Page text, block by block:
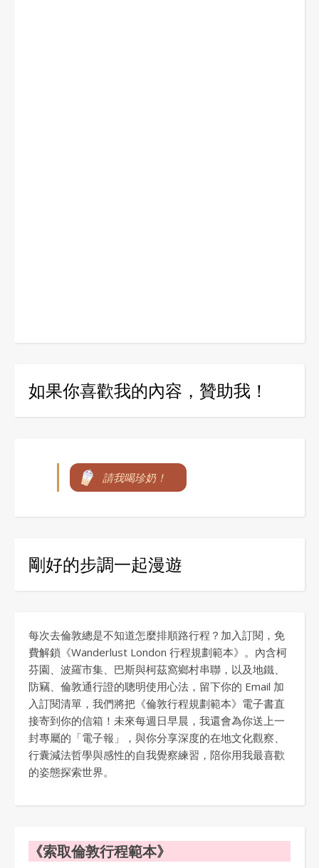
如果你喜歡我的內容，贊助我！
請我喝珍奶！
剛好的步調一起漫遊
每次去倫敦總是不知道怎麼排順路行程？加入訂閱，免
費解鎖《Wanderlust London 行程規劃範本》。內含柯
芬園、波羅市集、巴斯與柯茲窩鄉村串聯，以及地鐵、
防竊、倫敦通行證的聰明使用心法，留下你的 Email 加
入訂閱清單，我們將把《倫敦行程規劃範本》電子書直
接寄到你的信箱！未來每週日早晨，我還會為你送上一
封專屬的「電子報」，與你分享深度的在地文化觀察、
行囊減法哲學與感性的自我覺察練習，陪你用我最喜歡
的姿態探索世界。
《索取倫敦行程範本》